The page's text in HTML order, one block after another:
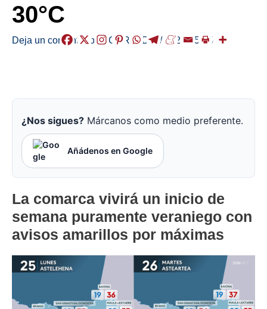
30°C
Deja un comentario /EGURALDIA/ 2026-05-25
¿Nos sigues? Márcanos como medio preferente.
Añádenos en Google
La comarca vivirá un inicio de
semana puramente veraniego con
avisos amarillos por máximas